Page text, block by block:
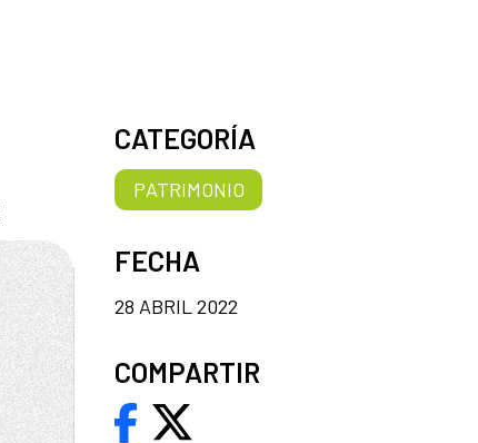
CATEGORÍA
PATRIMONIO
FECHA
28 ABRIL 2022
COMPARTIR